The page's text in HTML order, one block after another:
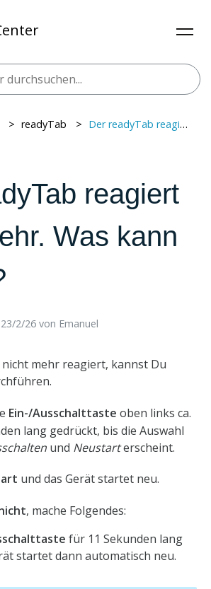
> ​ readyTab > ​ Der readyTab reagiert nicht mehr. Was kann ich tun?
reagiert
Was kann
2/26 von Emanuel
mehr reagiert, kannst Du
Ein-/Ausschalttaste oben links ca.
lang gedrückt, bis die Auswahl
und Neustarterscheint.
und das Gerät startet neu.
, mache Folgendes:
für 11 Sekunden lang
startet dann automatisch neu.